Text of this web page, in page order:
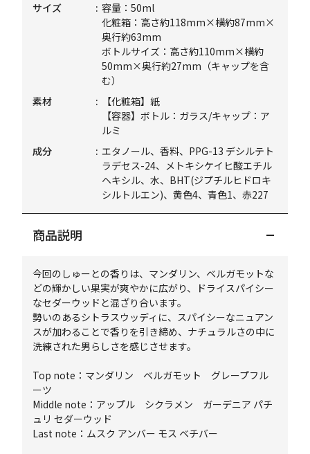
サイズ
容量：50ml
化粧箱：高さ約118mm×横約87mm×
奥行約63mm
ボトルサイズ：高さ約110mm×横約
50mm×奥行約27mm（キャップを含
む）
素材
【化粧箱】紙
【容器】ボトル：ガラス/キャップ：ア
ルミ
成分
エタノール、香料、PPG-13 デシルテト
ラデセス-24、メトキシケイヒ酸エチル
ヘキシル、水、BHT(ジプチルヒドロキ
シルトルエン)、黄色4、青色1、赤227
商品説明
今回のしゅーとの香りは、マンダリン、ベルガモットな
どの輝かしい果実が爽やかに広がり、ドライスパイシー
なセダーウッドと混ざり合います。
勢いのあるシトラスウッディに、スパイシーなニュアン
スが加わることで香りを引き締め、ナチュラルさの中に
洗練された男らしさを感じさせます。
Top note：マンダリン ベルガモット グレープフル
ーツ
Middle note：アップル シクラメン ガーデニア パチ
ュリ セダーウッド
Last note：ムスク アンバー モス ベチバー